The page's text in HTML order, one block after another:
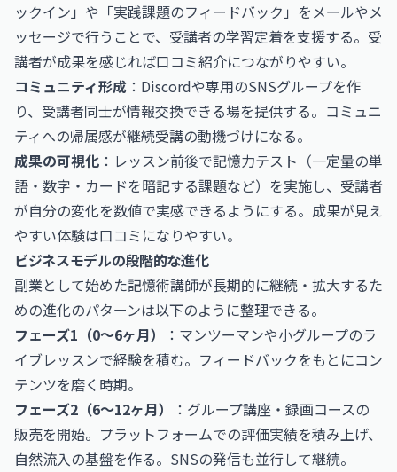
ックイン」や「実践課題のフィードバック」をメールやメ
ッセージで行うことで、受講者の学習定着を支援する。受
講者が成果を感じれば口コミ紹介につながりやすい。
コミュニティ形成 ：Discordや専用のSNSグループを作
り、受講者同士が情報交換できる場を提供する。コミュニ
ティへの帰属感が継続受講の動機づけになる。
成果の可視化 ：レッスン前後で記憶力テスト（一定量の単
語・数字・カードを暗記する課題など）を実施し、受講者
が自分の変化を数値で実感できるようにする。成果が見え
やすい体験は口コミになりやすい。
ビジネスモデルの段階的な進化
副業として始めた記憶術講師が長期的に継続・拡大するた
めの進化のパターンは以下のように整理できる。
フェーズ1（0〜6ヶ月）
：マンツーマンや小グループのラ
イブレッスンで経験を積む。フィードバックをもとにコン
テンツを磨く時期。
フェーズ2（6〜12ヶ月）
：グループ講座・録画コースの
販売を開始。プラットフォームでの評価実績を積み上げ、
自然流入の基盤を作る。SNSの発信も並行して継続。